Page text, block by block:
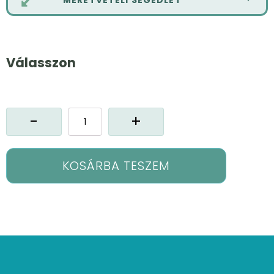
Válasszon
sötétítő
függöny
KOSÁRBA TESZEM